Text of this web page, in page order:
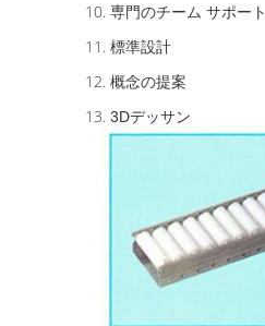
10. 専門のチーム サポート
11. 標準設計
12. 概念の提案
13. 3Dデッサン